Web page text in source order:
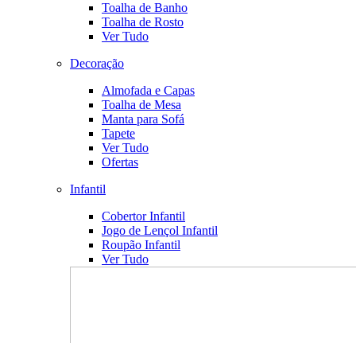
Toalha de Banho
Toalha de Rosto
Ver Tudo
Decoração
Almofada e Capas
Toalha de Mesa
Manta para Sofá
Tapete
Ver Tudo
Ofertas
Infantil
Cobertor Infantil
Jogo de Lençol Infantil
Roupão Infantil
Ver Tudo